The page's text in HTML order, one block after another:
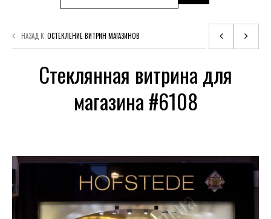
НАЗАД К ОСТЕКЛЕНИЕ ВИТРИН МАГАЗИНОВ
Стеклянная витрина для
магазина #6108